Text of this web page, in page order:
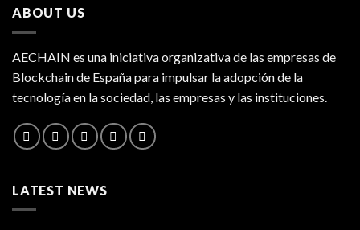
ABOUT US
AECHAIN es una iniciativa organizativa de las empresas de
Blockchain de España para impulsar la adopción de la
tecnología en la sociedad, las empresas y las instituciones.
LATEST NEWS